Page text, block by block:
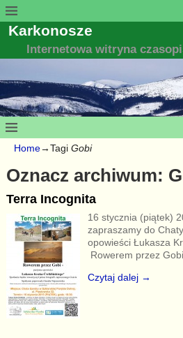
Karkonosze
Internetowa witryna
Home→Tagi Gobi
Oznacz archiwum:
Terra Incognita
16 stycznia (piątek)
zapraszamy do
opowieści Łukasza
Rowerem przez Gobi
Czytaj dalej →